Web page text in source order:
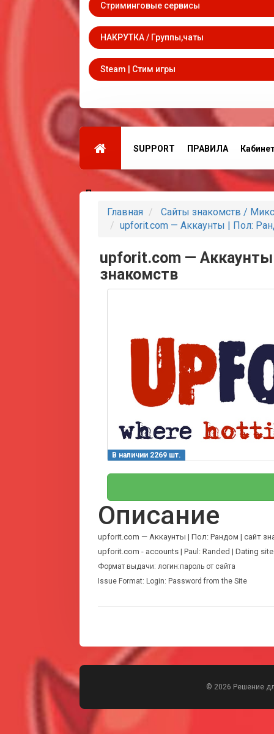
Стриминговые сервисы
НАКРУТКА / Группы,чаты
Steam | Стим игры
SUPPORT ПРАВИЛА
Партнеры
Главная
Сайты знакомств / Микс
upforit.com — Аккаунты | Пол:
upforit.com —
знакомств
В наличии 2269 шт.
Описание
upforit.com — Аккаунты | Пол: Рандом | сайт
upforit.com - accounts | Paul: Randed | Dating site
Формат выдачи: логин:пароль от сайта
Issue Format: Login: Password from the Site
© 2026 Решение